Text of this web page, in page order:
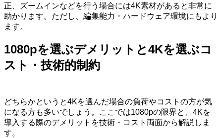
正、ズームインなどを行う場合には4K素材があると非常に
助かります。ただし、編集能力・ハードウェア環境にもより
ます。
1080pを選ぶデメリットと4Kを選ぶコ
スト・技術的制約
どちらかというと4Kを選んだ場合の負荷やコストの方が気
になる方も多いでしょう。ここでは1080pの限界と、4Kを
導入する際のデメリットを技術・コスト両面から解説しま
す。